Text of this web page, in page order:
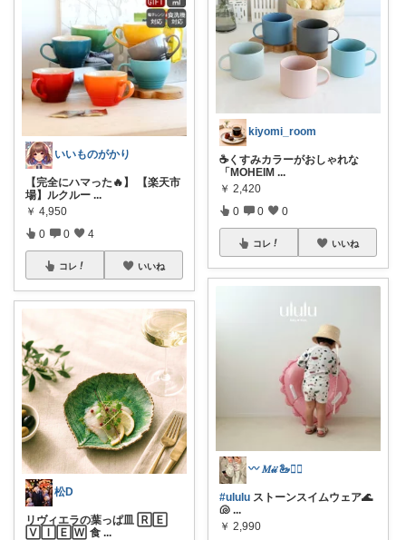
いいものがかり
【完全にハマった🔥】 【楽天市
場】ルクルー ...
￥ 4,950
0 0 4
コレ いいね
松D
リヴィエラの葉っぱ皿 🅁🄴
🅅🄸🄴🅆 食 ...
kiyomi_room
☕くすみカラーがおしゃれな
「MOHEIM ...
￥ 2,420
0 0 0
コレ いいね
〰️ 𝑀𝒾𝒾 🦢⛓️‍💥
#ululu ストーンスイムウェア🌊
🐚 ...
￥ 2,990